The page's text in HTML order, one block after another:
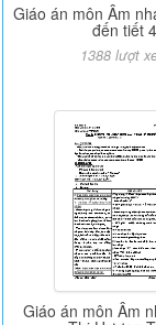
Giáo án môn Âm
đến tiết
1388 lượt
Giáo án môn Âm